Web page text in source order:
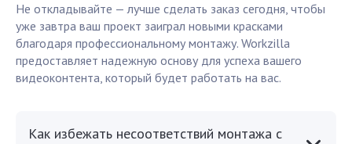
Не откладывайте — лучше сделать заказ сегодня, чтобы
уже завтра ваш проект заиграл новыми красками
благодаря профессиональному монтажу. Workzilla
предоставляет надежную основу для успеха вашего
видеоконтента, который будет работать на вас.
Как избежать несоответствий монтажа с